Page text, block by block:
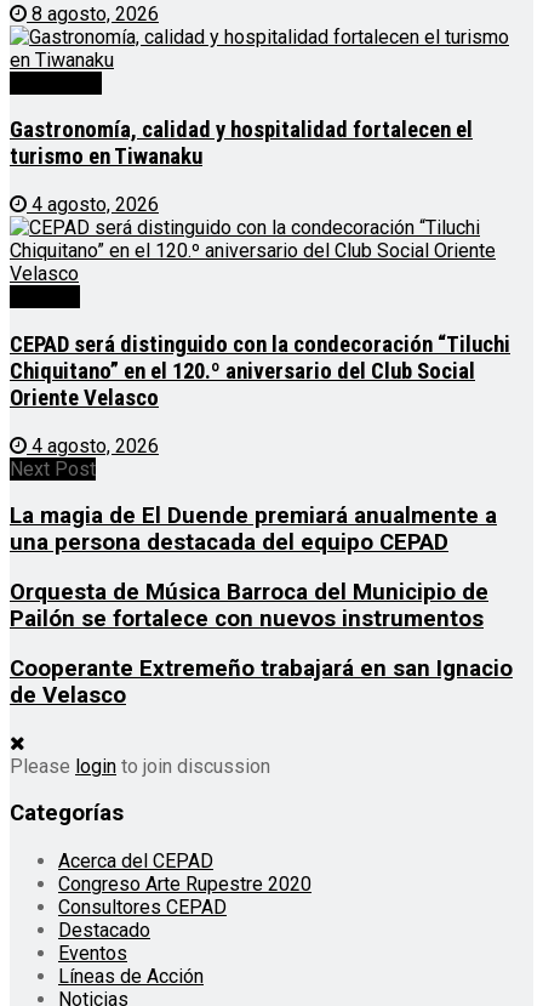
8 agosto, 2026
Gastronomía, calidad y hospitalidad fortalecen el
turismo en Tiwanaku
4 agosto, 2026
CEPAD será distinguido con la condecoración “Tiluchi
Chiquitano” en el 120.º aniversario del Club Social
Oriente Velasco
4 agosto, 2026
Next Post
La magia de El Duende premiará anualmente a
una persona destacada del equipo CEPAD
Orquesta de Música Barroca del Municipio de
Pailón se fortalece con nuevos instrumentos
Cooperante Extremeño trabajará en san Ignacio
de Velasco
Please login to join discussion
Categorías
Acerca del CEPAD
Congreso Arte Rupestre 2020
Consultores CEPAD
Destacado
Eventos
Líneas de Acción
Noticias